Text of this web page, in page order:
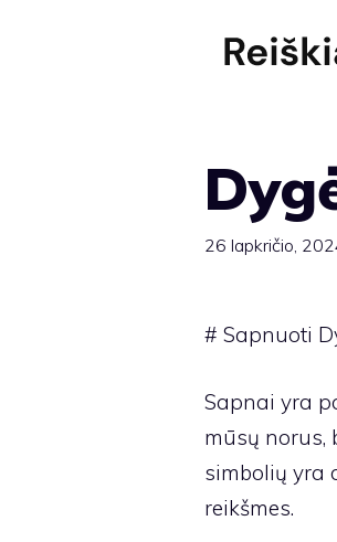
26 lapkričio,
# Sapnuoti
Sapnai yra
mūsų norus,
simbolių yra
reikšmes.